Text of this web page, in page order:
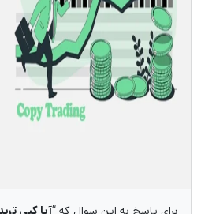
برای پاسخ به این سوال که “آیا کپی